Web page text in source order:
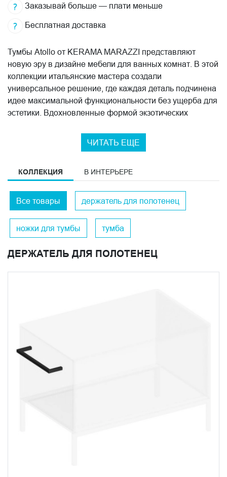
Заказывай больше — плати меньше
Бесплатная доставка
Тумбы Atollo от KERAMA MARAZZI представляют
новую эру в дизайне мебели для ванных комнат. В этой
коллекции итальянские мастера создали
универсальное решение, где каждая деталь подчинена
идее максимальной функциональности без ущерба для
эстетики. Вдохновленные формой экзотических
Преимущества коллекции Atollo
возможность установки как накладной, так и
встраиваемой раковины;
два варианта габаритных решений - 80 и 110
наличие системы открывания Push to open;
помещениях .
Благодаря продуманной конструкции и вниманию к
ЧИТАТЬ ЕЩЕ
КОЛЛЕКЦИЯ В ИНТЕРЬЕРЕ
Все товары держатель для полотенец
ножки для тумбы тумба
ДЕРЖАТЕЛЬ ДЛЯ ПОЛОТЕНЕЦ